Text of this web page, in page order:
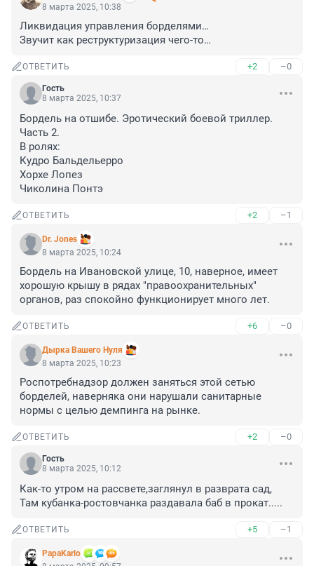
8 марта 2025, 10:38
Ликвидация управления борделями…
Звучит как реструктуризация чего-то…
ОТВЕТИТЬ +2 –0
Гость
8 марта 2025, 10:37
Бордель на отшибе. Эротический боевой триллер.
Часть 2.
В ролях:
Кудро Бальдельерро
Хорхе Лопез
Чиколина Понтэ
ОТВЕТИТЬ +2 –1
Dr. Jones
8 марта 2025, 10:24
Бордель на Ивановской улице, 10, наверное, имеет
хорошую крышу в рядах "правоохранительных"
органов, раз спокойно функционирует много лет.
ОТВЕТИТЬ +6 –0
Дырка Вашего Нуля
8 марта 2025, 10:23
Роспотребнадзор должен заняться этой сетью
борделей, наверняка они нарушали санитарные
нормы с целью демпинга на рынке.
ОТВЕТИТЬ +2 –0
Гость
8 марта 2025, 10:12
Как-то утром на рассвете,заглянул в разврата сад,
Там кубанка-ростовчанка раздавала баб в прокат.....
ОТВЕТИТЬ +5 –1
PapaKarlo